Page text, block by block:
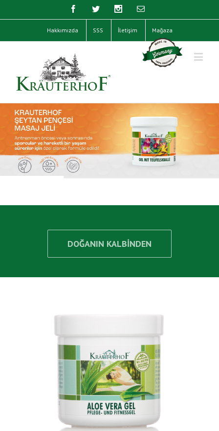
Hakkımızda SSS İletişim Mağaza
DOĞANIN KALBİNDEN